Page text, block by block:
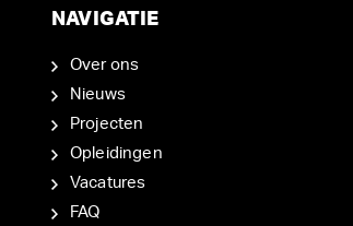
NAVIGATIE
Over ons
Nieuws
Projecten
Opleidingen
Vacatures
FAQ